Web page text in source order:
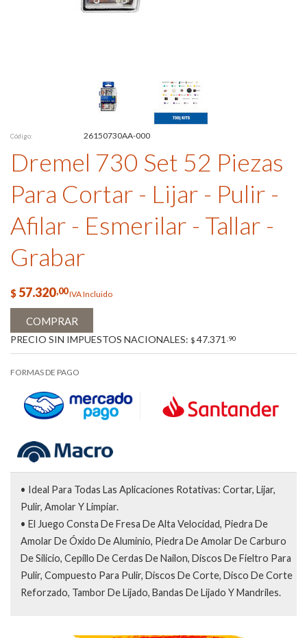
Código: 26150730AA-000
Dremel 730 Set 52 Piezas
Para Cortar - Lijar - Pulir -
Afilar - Esmerilar - Tallar -
Grabar
$ 57.320,00IVA Incluido
COMPRAR
PRECIO SIN IMPUESTOS NACIONALES: $ 47.371 ,90
FORMAS DE PAGO
• Ideal Para Todas Las Aplicaciones Rotativas: Cortar, Lijar,
Pulir, Amolar Y Limpiar.
• El Juego Consta De Fresa De Alta Velocidad, Piedra De
Amolar De Óxido De Aluminio, Piedra De Amolar De Carburo
De Silicio, Cepillo De Cerdas De Nailon, Discos De Fieltro Para
Pulir, Compuesto Para Pulir, Discos De Corte, Disco De Corte
Reforzado, Tambor De Lijado, Bandas De Lijado Y Mandriles.